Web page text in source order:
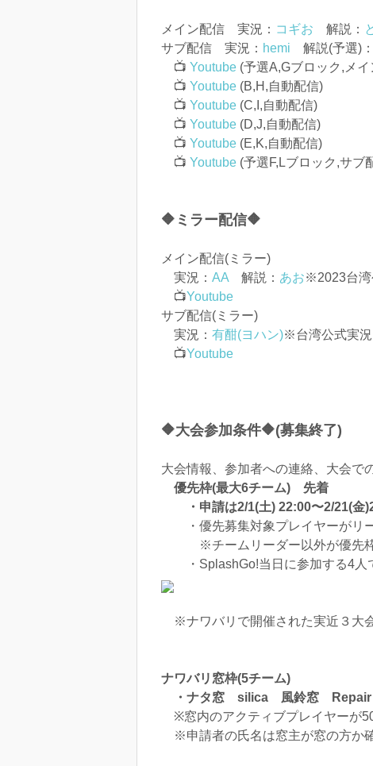
メイン配信 実況： コギお 解説：
サブ配信 実況： hemi 解説(予選)：
📺 Youtube (予選A,Gブロック,メ
📺 Youtube (B,H,自動配信)
📺 Youtube (C,I,自動配信)
📺 Youtube (D,J,自動配信)
📺 Youtube (E,K,自動配信)
📺 Youtube (予選F,Lブロック,サブ
🔶ミラー配信🔶
メイン配信(ミラー)
実況： AA 解説： あお※2023台湾
📺Youtube
サブ配信(ミラー)
実況： 有酣(ヨハン)※台湾公式実
📺Youtube
🔶大会参加条件🔶(募集終了)
大会情報、参加者への連絡、大会で
優先枠(最大6チーム) 先着
・申請は2/1(土) 22:00〜2/21(金
・優先募集対象プレイヤーがリー
※チームリーダー以外が優先枠
・SplashGo!当日に参加する4人
※ナワバリで開催された実近３大
ナワバリ窓枠(5チーム)
・ナタ窓 silica 風鈴窓 Repair
※窓内のアクティブプレイヤーが
※申請者の氏名は窓主が窓の方か